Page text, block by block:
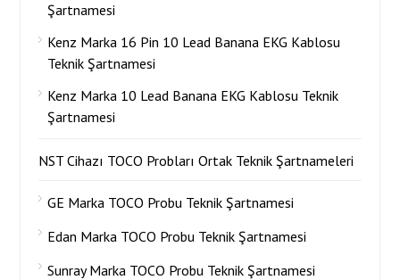
Şartnamesi
Kenz Marka 16 Pin 10 Lead Banana EKG Kablosu
Teknik Şartnamesi
Kenz Marka 10 Lead Banana EKG Kablosu Teknik
Şartnamesi
NST Cihazı TOCO Probları Ortak Teknik Şartnameleri
GE Marka TOCO Probu Teknik Şartnamesi
Edan Marka TOCO Probu Teknik Şartnamesi
Sunray Marka TOCO Probu Teknik Şartnamesi